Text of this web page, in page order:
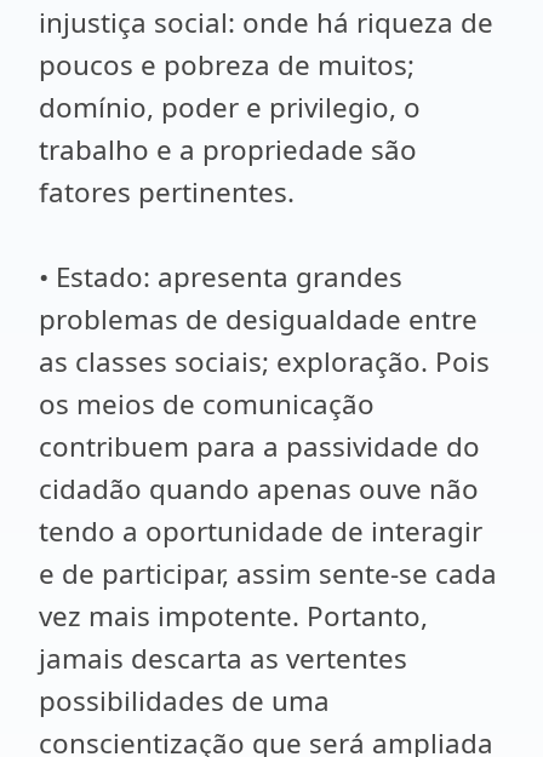
injustiça social: onde há riqueza de
poucos e pobreza de muitos;
domínio, poder e privilegio, o
trabalho e a propriedade são
fatores pertinentes.
• Estado: apresenta grandes
problemas de desigualdade entre
as classes sociais; exploração. Pois
os meios de comunicação
contribuem para a passividade do
cidadão quando apenas ouve não
tendo a oportunidade de interagir
e de participar, assim sente-se cada
vez mais impotente. Portanto,
jamais descarta as vertentes
possibilidades de uma
conscientização que será ampliada